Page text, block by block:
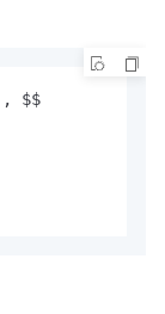
, $$